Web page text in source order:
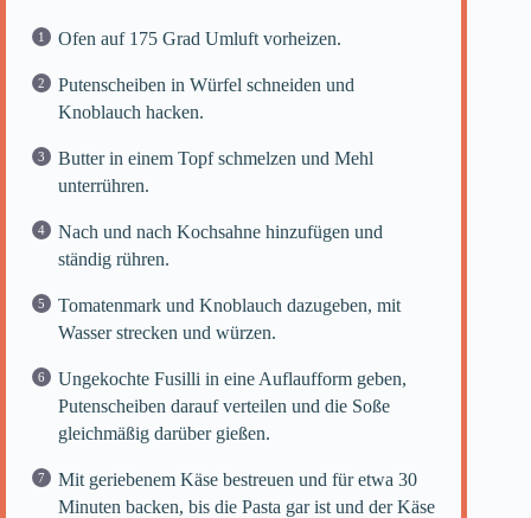
Ofen auf 175 Grad Umluft vorheizen.
Putenscheiben in Würfel schneiden und
Knoblauch hacken.
Butter in einem Topf schmelzen und Mehl
unterrühren.
Nach und nach Kochsahne hinzufügen und
ständig rühren.
Tomatenmark und Knoblauch dazugeben, mit
Wasser strecken und würzen.
Ungekochte Fusilli in eine Auflaufform geben,
Putenscheiben darauf verteilen und die Soße
gleichmäßig darüber gießen.
Mit geriebenem Käse bestreuen und für etwa 30
Minuten backen, bis die Pasta gar ist und der Käse